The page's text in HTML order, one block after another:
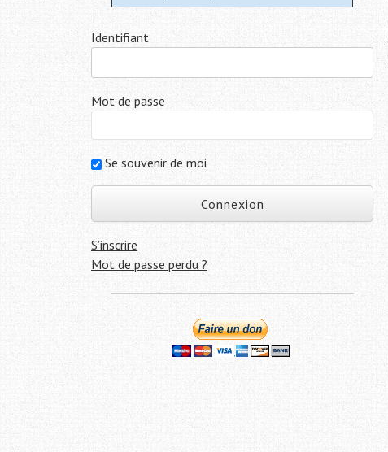
Identifiant
Mot de passe
Se souvenir de moi
S’inscrire
Mot de passe perdu ?